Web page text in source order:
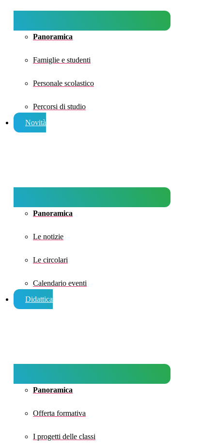
Panoramica
Famiglie e studenti
Personale scolastico
Percorsi di studio
Novità
Panoramica
Le notizie
Le circolari
Calendario eventi
Didattica
Panoramica
Offerta formativa
I progetti delle classi